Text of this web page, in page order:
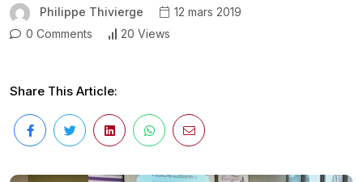
Philippe Thivierge
12 mars 2019
0 Comments
20 Views
Share This Article: